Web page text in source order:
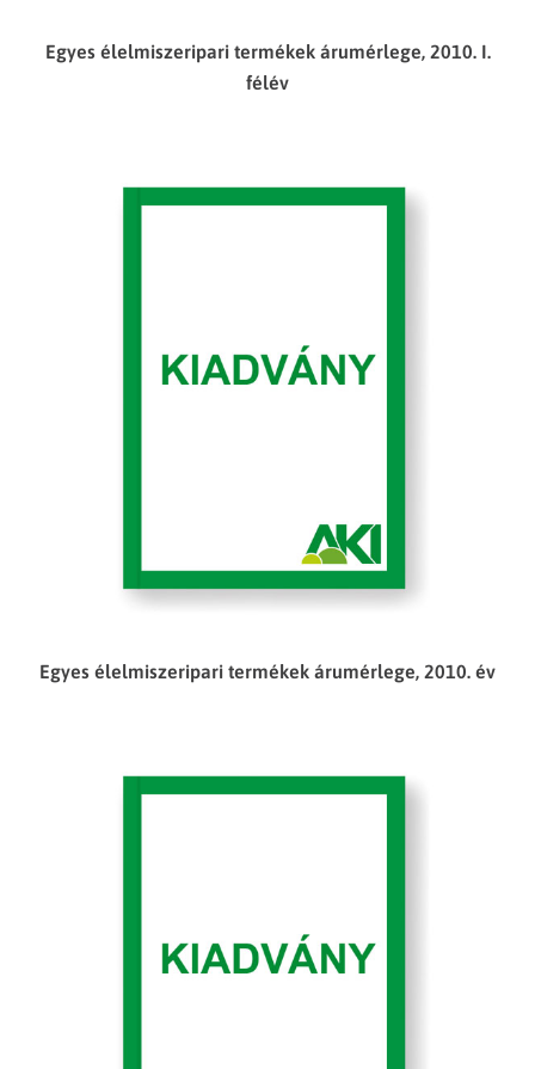
Egyes élelmiszeripari termékek árumérlege, 2010. I.
félév
Egyes élelmiszeripari termékek árumérlege, 2010. év